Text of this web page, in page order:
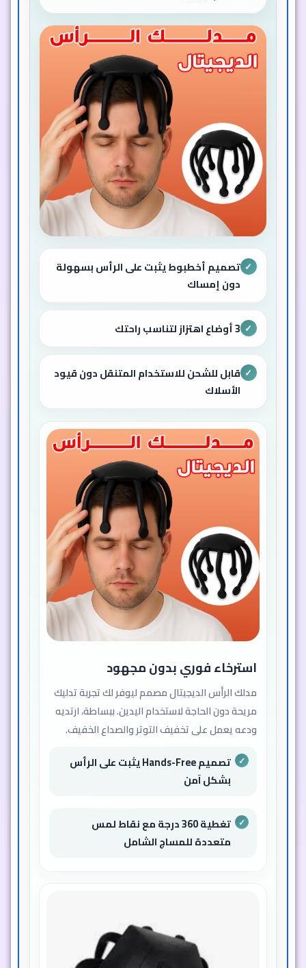
✓ تصميم أخطبوط يثبت على الرأس بسهولة
دون إمساك
✓ 3 أوضاع اهتزاز لتناسب راحتك
✓ قابل للشحن للاستخدام المتنقل دون قيود
الأسلاك
استرخاء فوري بدون مجهود
مدلك الرأس الديجيتال مصمم ليوفر لك تجربة تدليك
مريحة دون الحاجة لاستخدام اليدين. ببساطة، ارتديه
ودعه يعمل على تخفيف التوتر والصداع الخفيف.
تصميم Hands-Free يثبت على الرأس
بشكل آمن
تغطية 360 درجة مع نقاط لمس
متعددة للمساج الشامل